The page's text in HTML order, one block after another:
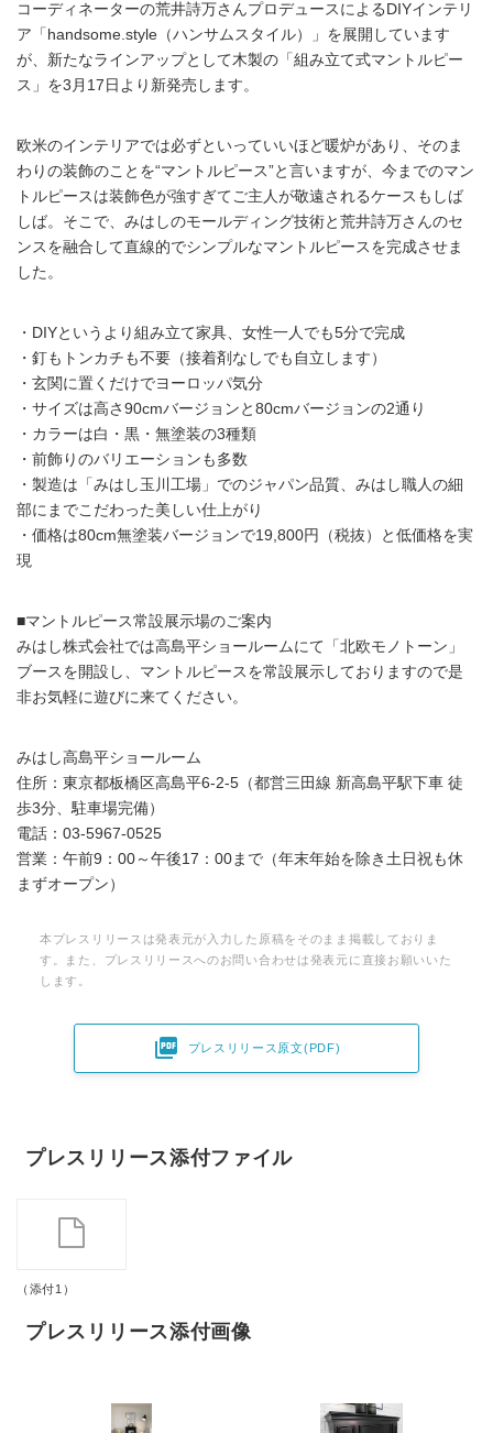
コーディネーターの荒井詩万さんプロデュースによるDIYインテリ
ア「handsome.style（ハンサムスタイル）」を展開しています
が、新たなラインアップとして木製の「組み立て式マントルピー
ス」を3月17日より新発売します。
欧米のインテリアでは必ずといっていいほど暖炉があり、そのま
わりの装飾のことを“マントルピース”と言いますが、今までのマン
トルピースは装飾色が強すぎてご主人が敬遠されるケースもしば
しば。そこで、みはしのモールディング技術と荒井詩万さんのセ
ンスを融合して直線的でシンプルなマントルピースを完成させま
した。
・DIYというより組み立て家具、女性一人でも5分で完成
・釘もトンカチも不要（接着剤なしでも自立します）
・玄関に置くだけでヨーロッパ気分
・サイズは高さ90cmバージョンと80cmバージョンの2通り
・カラーは白・黒・無塗装の3種類
・前飾りのバリエーションも多数
・製造は「みはし玉川工場」でのジャパン品質、みはし職人の細
部にまでこだわった美しい仕上がり
・価格は80cm無塗装バージョンで19,800円（税抜）と低価格を実
現
■マントルピース常設展示場のご案内
みはし株式会社では高島平ショールームにて「北欧モノトーン」
ブースを開設し、マントルピースを常設展示しておりますので是
非お気軽に遊びに来てください。
みはし高島平ショールーム
住所：東京都板橋区高島平6-2-5（都営三田線 新高島平駅下車 徒
歩3分、駐車場完備）
電話：03-5967-0525
営業：午前9：00～午後17：00まで（年末年始を除き土日祝も休
まずオープン）
本プレスリリースは発表元が入力した原稿をそのまま掲載しておりま
す。また、プレスリリースへのお問い合わせは発表元に直接お願いいた
します。
 プレスリリース原文(PDF)
プレスリリース添付ファイル
（添付1）
プレスリリース添付画像